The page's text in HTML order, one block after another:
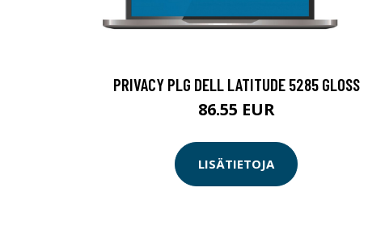
PRIVACY PLG DELL LATITUDE 5285 GLOSS
86.55 EUR
LISÄTIETOJA